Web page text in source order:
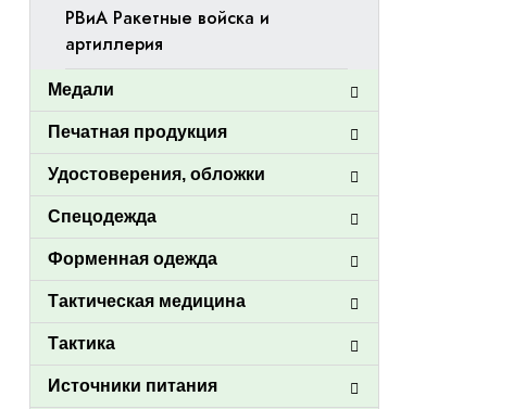
РВиА Ракетные войска и
артиллерия
Медали
Печатная продукция
Удостоверения, обложки
Спецодежда
Форменная одежда
Тактическая медицина
Тактика
Источники питания